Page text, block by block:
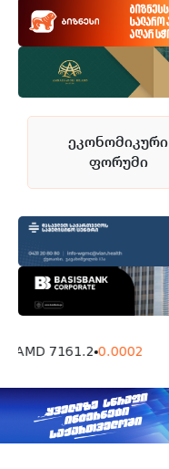
ეკონომიკური
ფორუმი
AMD 7161.2 0.0002